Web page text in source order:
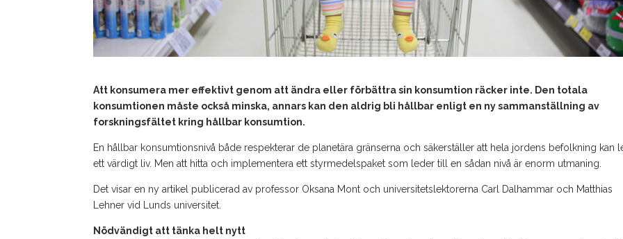
Att konsumera mer effektivt genom att ändra eller förbättra sin konsumtion räcker inte. Den totala
konsumtionen måste också minska, annars kan den aldrig bli hållbar enligt en ny sammanställning av
forskningsfältet kring hållbar konsumtion.
En hållbar konsumtionsnivå både respekterar de planetära gränserna och säkerställer att hela jordens befolkning kan
ett värdigt liv. Men att hitta och implementera ett styrmedelspaket som leder till en sådan nivå är enorm utmaning.
Det visar en ny artikel publicerad av professor Oksana Mont och universitetslektorerna Carl Dalhammar och Matthias
Lehner vid Lunds universitet.
Nödvändigt att tänka helt nytt